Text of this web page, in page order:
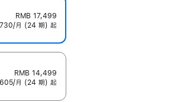
RMB 17,499
月 (24 期) 起
RMB 14,499
月 (24 期) 起